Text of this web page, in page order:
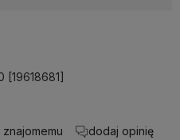
[19618681]
dodaj opinię